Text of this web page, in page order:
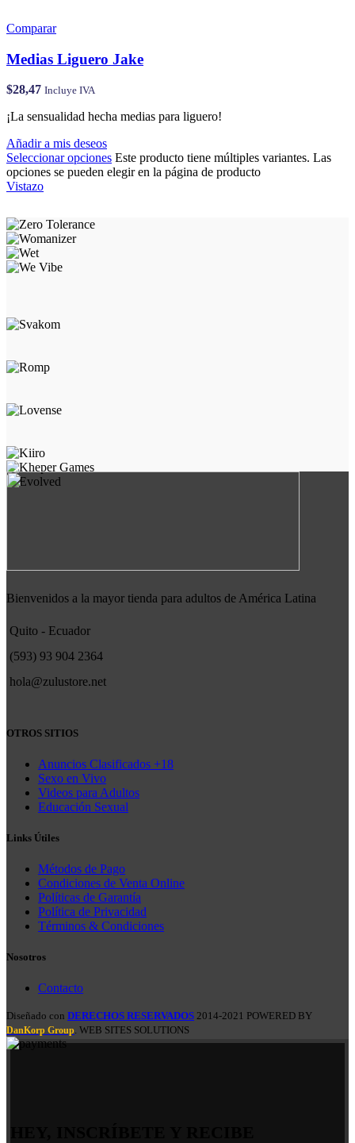
Comparar
Medias Liguero Jake
$28,47 Incluye IVA
¡La sensualidad hecha medias para liguero!
Añadir a mis deseos
Seleccionar opciones Este producto tiene múltiples variantes. Las
opciones se pueden elegir en la página de producto
Vistazo
Bienvenidos a la mayor tienda para adultos de América Latina
Quito - Ecuador
(593) 93 904 2364
hola@zulustore.net
OTROS SITIOS
Anuncios Clasificados +18
Sexo en Vivo
Videos para Adultos
Educación Sexual
Links Útiles
Métodos de Pago
Condiciones de Venta Online
Políticas de Garantía
Política de Privacidad
Términos & Condiciones
Nosotros
Contacto
Diseñado con DERECHOS RESERVADOS 2014-2021 POWERED BY
DanKorp Group. WEB SITES SOLUTIONS